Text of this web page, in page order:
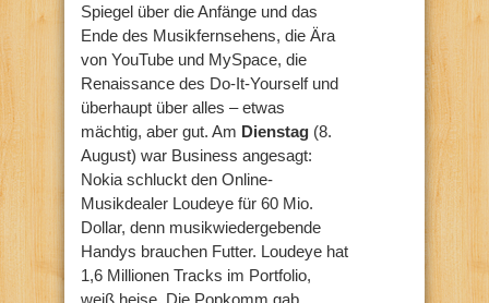
Spiegel über die Anfänge und das
Ende des Musikfernsehens, die Ära
von YouTube und MySpace, die
Renaissance des Do-It-Yourself und
überhaupt über alles – etwas
mächtig, aber gut. Am Dienstag (8.
August) war Business angesagt:
Nokia schluckt den Online-
Musikdealer Loudeye für 60 Mio.
Dollar, denn musikwiedergebende
Handys brauchen Futter. Loudeye hat
1,6 Millionen Tracks im Portfolio,
weiß heise. Die Popkomm gab